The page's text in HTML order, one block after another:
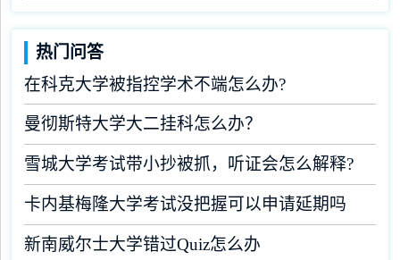
热门问答
在科克大学被指控学术不端怎么办?
曼彻斯特大学大二挂科怎么办？
雪城大学考试带小抄被抓，听证会怎么解释?
卡内基梅隆大学考试没把握可以申请延期吗
新南威尔士大学错过Quiz怎么办